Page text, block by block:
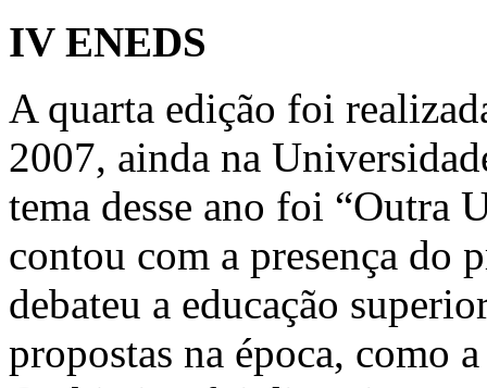
IV ENEDS
A quarta edição foi
2007, ainda na
tema desse ano foi “Outra
contou com a presença do
debateu a educação
propostas na época, como